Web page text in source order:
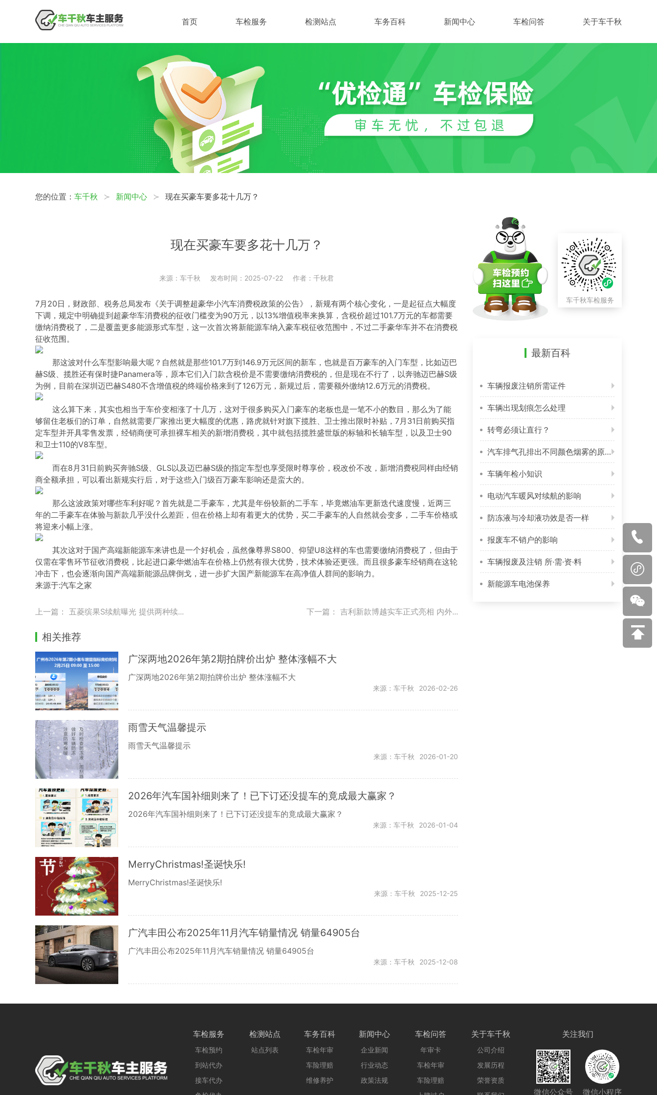
首页 车检服务 检测站点 车务百科 新闻中心 车检问答 关于车千秋
您的位置： 车千秋 新闻中心 现在买豪车要多花十几万？
现在买豪车要多花十几万？
来源：车千秋 发布时间：2025-07-22 作者：千秋君
7月20日，财政部、税务总局发布《关于调整超豪华小汽车消费税政策的公告》，新规有两个核心变化，一是起征点大幅度
下调，规定中明确提到超豪华车消费税的征收门槛变为90万元，以13%增值税率来换算，含税价超过101.7万元的车都需要
缴纳消费税了，二是覆盖更多能源形式车型，这一次首次将新能源车纳入豪车税征收范围中，不过二手豪华车并不在消费税
征收范围。
那这波对什么车型影响最大呢？自然就是那些101.7万到146.9万元区间的新车，也就是百万豪车的入门车型，比如迈巴
赫S级、揽胜还有保时捷Panamera等，原本它们入门款含税价是不需要缴纳消费税的，但是现在不行了，以奔驰迈巴赫S级
为例，目前在深圳迈巴赫S480不含增值税的终端价格来到了126万元，新规过后，需要额外缴纳12.6万元的消费税。
这么算下来，其实也相当于车价变相涨了十几万，这对于很多购买入门豪车的老板也是一笔不小的数目，那么为了能
够留住老板们的订单，自然就需要厂家推出更大幅度的优惠，路虎就针对旗下揽胜、卫士推出限时补贴，7月31日前购买指
定车型并开具零售发票，经销商便可承担裸车相关的新增消费税，其中就包括揽胜盛世版的标轴和长轴车型，以及卫士90
和卫士110的V8车型。
而在8月31日前购买奔驰S级、GLS以及迈巴赫S级的指定车型也享受限时尊享价，税改价不改，新增消费税同样由经销
商全额承担，可以看出新规实行后，对于这些入门级百万豪车影响还是蛮大的。
那么这波政策对哪些车利好呢？首先就是二手豪车，尤其是年份较新的二手车，毕竟燃油车更新迭代速度慢，近两三
年的二手豪车在体验与新款几乎没什么差距，但在价格上却有着更大的优势，买二手豪车的人自然就会变多，二手车价格或
将迎来小幅上涨。
其次这对于国产高端新能源车来讲也是一个好机会，虽然像尊界S800、仰望U8这样的车也需要缴纳消费税了，但由于
仅需在零售环节征收消费税，比起进口豪华燃油车在价格上仍然有很大优势，技术体验还更强。而且很多豪车经销商在这轮
冲击下，也会逐渐向国产高端新能源品牌倒戈，进一步扩大国产新能源车在高净值人群间的影响力。
来源于:汽车之家
上一篇： 五菱缤果S续航曝光 提供两种续... 下一篇： 吉利新款博越实车正式亮相 内外...
相关推荐
广深两地2026年第2期拍牌价出炉 整体涨幅不大
广深两地2026年第2期拍牌价出炉 整体涨幅不大
来源：车千秋 2026-02-26
雨雪天气温馨提示
雨雪天气温馨提示
来源：车千秋 2026-01-20
2026年汽车国补细则来了！已下订还没提车的竟成最大赢家？
2026年汽车国补细则来了！已下订还没提车的竟成最大赢家？
来源：车千秋 2026-01-04
MerryChristmas!圣诞快乐!
MerryChristmas!圣诞快乐!
来源：车千秋 2025-12-25
广汽丰田公布2025年11月汽车销量情况 销量64905台
广汽丰田公布2025年11月汽车销量情况 销量64905台
来源：车千秋 2025-12-08
车千秋车检服务
最新百科
车辆报废注销所需证件
车辆出现划痕怎么处理
转弯必须让直行？
汽车排气孔排出不同颜色烟雾的原因
车辆年检小知识
电动汽车暖风对续航的影响
防冻液与冷却液功效是否一样
报废车不销户的影响
车辆报废及注销 所·需·资·料
新能源车电池保养




车检服务
车检预约
到站代办
接车代办
检测站点
站点列表
车务百科
车检年审
车险理赔
维修养护
新闻中心
企业新闻
行业动态
政策法规
车检问答
年审卡
车检年审
车险理赔
关于车千秋
公司介绍
发展历程
荣誉资质
关注我们
微信公众号 微信小程序